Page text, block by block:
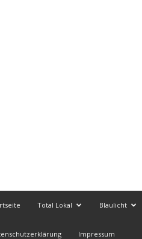
Total Lokal Blaulicht
Impressum